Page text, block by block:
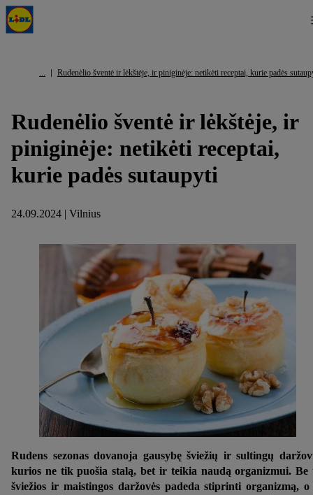
Rudenėlio šventė ir lėkštėje, ir piniginėje: netikėti receptai, kurie padės
Rudenėlio šventė ir lėkštėje, ir
piniginėje: netikėti receptai,
kurie padės sutaupyti
24.09.2024 | Vilnius
Rudens sezonas dovanoja gausybę šviežių ir sultingų
kurios ne tik puošia stalą, bet ir teikia naudą organizmui. Be
šviežios ir maistingos daržovės padeda stiprinti organizmą,